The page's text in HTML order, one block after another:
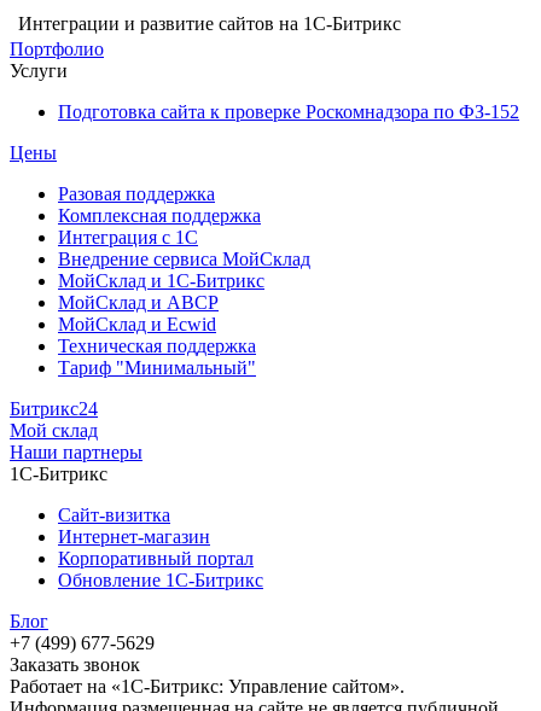
Интеграции и развитие сайтов на 1С-Битрикс
Портфолио
Услуги
Подготовка сайта к проверке Роскомнадзора по ФЗ-152
Цены
Разовая поддержка
Комплексная поддержка
Интеграция с 1С
Внедрение сервиса МойСклад
МойСклад и 1С-Битрикс
МойСклад и ABCP
МойСклад и Ecwid
Техническая поддержка
Тариф "Минимальный"
Битрикс24
Мой склад
Наши партнеры
1С-Битрикс
Сайт-визитка
Интернет-магазин
Корпоративный портал
Обновление 1С-Битрикс
Блог
+7 (499) 677-5629
Заказать звонок
Работает на «1С-Битрикс: Управление сайтом».